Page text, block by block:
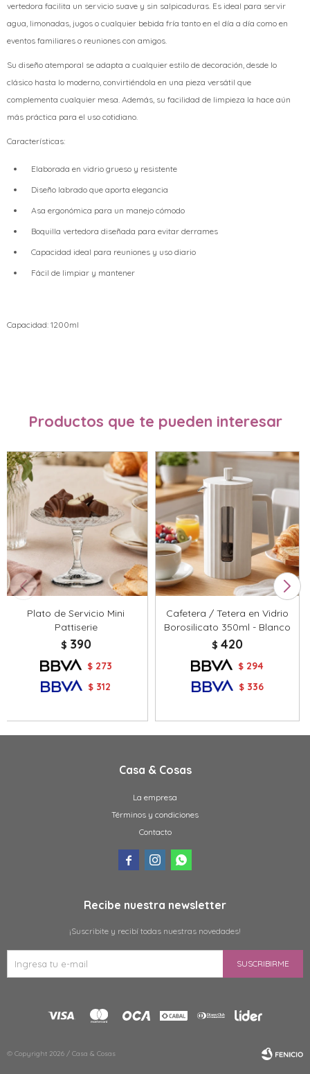
vertedora facilita un servicio suave y sin salpicaduras. Es ideal para servir
agua, limonadas, jugos o cualquier bebida fría tanto en el día a día como en
eventos familiares o reuniones con amigos.
Su diseño atemporal se adapta a cualquier estilo de decoración, desde lo
clásico hasta lo moderno, convirtiéndola en una pieza versátil que
complementa cualquier mesa. Además, su facilidad de limpieza la hace aún
más práctica para el uso cotidiano.
Características:
Elaborada en vidrio grueso y resistente
Diseño labrado que aporta elegancia
Asa ergonómica para un manejo cómodo
Boquilla vertedora diseñada para evitar derrames
Capacidad ideal para reuniones y uso diario
Fácil de limpiar y mantener
Capacidad: 1200ml
Productos que te pueden interesar
Plato de Servicio Mini
Pattiserie
$ 390
$ 273
$ 312
Cafetera / Tetera en Vidrio
Borosilicato 350ml - Blanco
$ 420
$ 294
$ 336
Casa & Cosas
La empresa
Términos y condiciones
Contacto
  
Recibe nuestra newsletter
¡Suscribite y recibí todas nuestras novedades!
SUSCRIBIRME
© Copyright 2026 / Casa & Cosas